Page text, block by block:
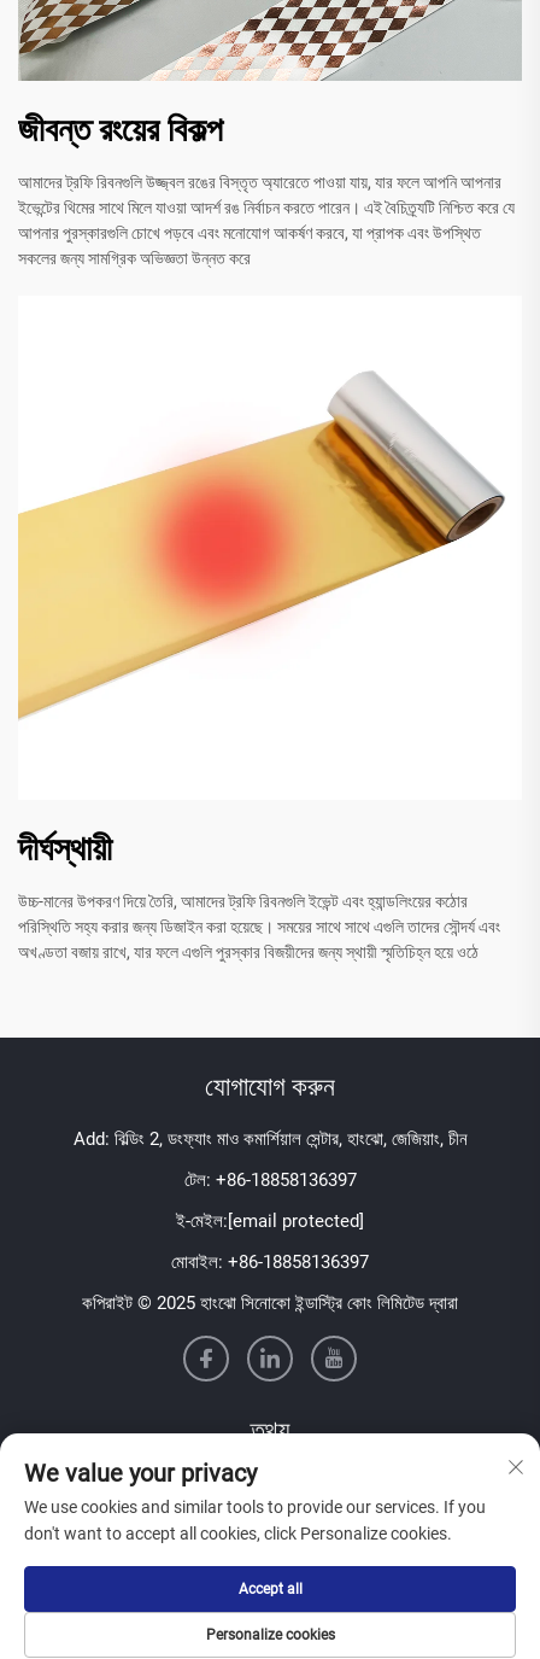
জীবন্ত রংয়ের বিকল্প
আমাদের ট্রফি রিবনগুলি উজ্জ্বল রঙের বিস্তৃত অ্যারেতে পাওয়া যায়, যার ফলে আপনি আপনার
ইভেন্টের থিমের সাথে মিলে যাওয়া আদর্শ রঙ নির্বাচন করতে পারেন। এই বৈচিত্র্যটি নিশ্চিত করে যে
আপনার পুরস্কারগুলি চোখে পড়বে এবং মনোযোগ আকর্ষণ করবে, যা প্রাপক এবং উপস্থিত
সকলের জন্য সামগ্রিক অভিজ্ঞতা উন্নত করে
দীর্ঘস্থায়ী
উচ্চ-মানের উপকরণ দিয়ে তৈরি, আমাদের ট্রফি রিবনগুলি ইভেন্ট এবং হ্যান্ডলিংয়ের কঠোর
পরিস্থিতি সহ্য করার জন্য ডিজাইন করা হয়েছে। সময়ের সাথে সাথে এগুলি তাদের সৌন্দর্য এবং
অখণ্ডতা বজায় রাখে, যার ফলে এগুলি পুরস্কার বিজয়ীদের জন্য স্থায়ী স্মৃতিচিহ্ন হয়ে ওঠে
যোগাযোগ করুন
Add: বিল্ডিং 2, ডংফ্যাং মাও কমার্শিয়াল সেন্টার, হাংঝো, জেজিয়াং, চীন
টেল: +86-18858136397
ই-মেইল:[email protected]
মোবাইল: +86-18858136397
কপিরাইট © 2025 হাংঝো সিনোকো ইন্ডাস্ট্রি কোং লিমিটেড দ্বারা
তথ্য
আমাদের সাপ্তাহিক নিউজলেটার পেতে সাইন আপ করুন
জমা দিন
We value your privacy
We use cookies and similar tools to provide our services. If you
don't want to accept all cookies, click Personalize cookies.
Personalize cookies
Accept all